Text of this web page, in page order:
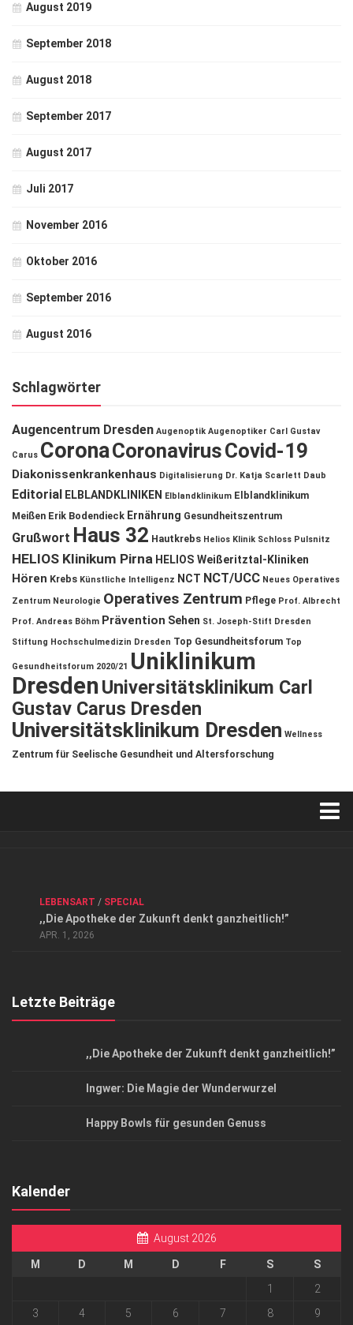
August 2019
September 2018
August 2018
September 2017
August 2017
Juli 2017
November 2016
Oktober 2016
September 2016
August 2016
Schlagwörter
Augencentrum Dresden Augenoptik Augenoptiker Carl Gustav
Carus CoronaCoronavirusCovid-19
Diakonissenkrankenhaus Digitalisierung Dr. Katja Scarlett Daub
Editorial ELBLANDKLINIKEN Elblandklinikum Elblandklinikum
Meißen Erik Bodendieck Ernährung Gesundheitszentrum
Grußwort Haus 32 Hautkrebs Helios Klinik Schloss Pulsnitz
HELIOS Klinikum Pirna HELIOS Weißeritztal-Kliniken
Hören Krebs Künstliche Intelligenz NCT NCT/UCC Neues Operatives
Zentrum Neurologie Operatives Zentrum Pflege Prof. Albrecht
Prof. Andreas Böhm Prävention Sehen St. Joseph-Stift Dresden
Stiftung Hochschulmedizin Dresden Top Gesundheitsforum Top
Gesundheitsforum 2020/21 Uniklinikum
DresdenUniversitätsklinikum Carl
Gustav Carus Dresden
Universitätsklinikum Dresden Wellness
Zentrum für Seelische Gesundheit und Altersforschung
Datenschutzerklärung
Top Magazin Dresden / Ostsachsen
LEBENSART / SPECIAL
,,Die Apotheke der Zukunft denkt ganzheitlich!”
APR. 1, 2026
Letzte Beiträge
,,Die Apotheke der Zukunft denkt ganzheitlich!”
Ingwer: Die Magie der Wunderwurzel
Happy Bowls für gesunden Genuss
Kalender
August 2026
M D M D F S
S
1
2
3
4 5 6 7 8 9